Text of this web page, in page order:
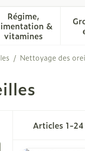
menu pour la
Régime,
&
vitaminesAfficher le
/ Nettoyage des
Articles 1-24